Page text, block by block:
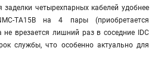
четырехпарных кабелей удобнее
TA15B на 4 пары (приобретается
не врезается лишний раз в соседние IDC
службы, что особенно актуально для